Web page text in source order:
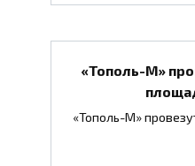
«Тополь-М»
«Тополь-М»